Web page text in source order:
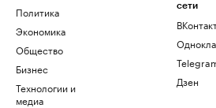
Политика
Экономика
Общество
Бизнес
Технологии и
медиа
сети
Дзен